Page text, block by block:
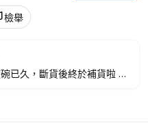
檢舉
已久，斷貨後終於補貨啦 🎉
extract-concentrate-2